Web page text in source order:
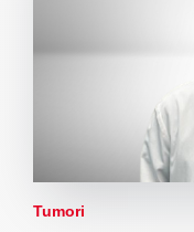
Tumori